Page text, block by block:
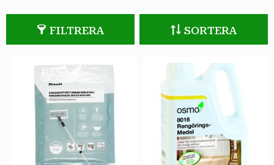
FILTRERA SORTERA